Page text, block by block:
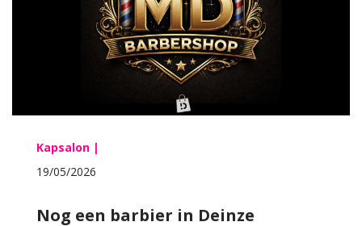
Kapsalon |
19/05/2026
Nog een barbier in Deinze